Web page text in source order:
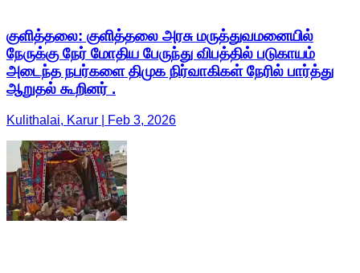
குளித்தலை: குளித்தலை அரசு மருத்துவமனையில்
நேருக்கு நேர் மோதிய பேருந்து விபத்தில் படுகாயம்
அடைந்த நபர்களை திமுக நிர்வாகிகள் நேரில் பார்த்து
ஆறுதல் கூறினர் .
Kulithalai, Karur | Feb 3, 2026